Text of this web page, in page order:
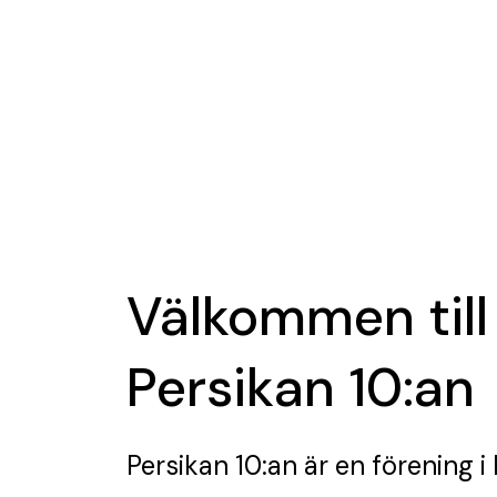
Välkommen till
Persikan 10:an
Persikan 10:an är en förening i